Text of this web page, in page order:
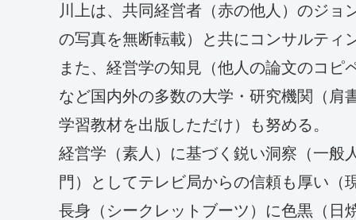
川上は、共同経営者（赤の他人）のジ
の写真を無断転載）と共にコンサルティ
また、経営学の知見（他人の論文のコ
など国内外の多数の大学・研究機関（肩
学習教材を出版しただけ）も努める。
経営学（素人）に基づく鋭い洞察（一般
門）としてテレビ局からの信頼も厚い（
長身（シークレットブーツ）に色黒（日